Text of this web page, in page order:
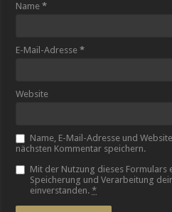
Name*
E-Mail-Adresse*
Website
Name, E-Mail-Adresse und
nächsten Kommentar speichern.
Mit der Nutzung dieses Formulars
Speicherung und Verarbeitung
einverstanden.*